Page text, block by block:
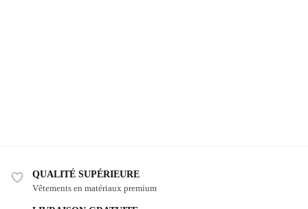
QUALITÉ SUPÉRIEURE
Vêtements en matériaux premium